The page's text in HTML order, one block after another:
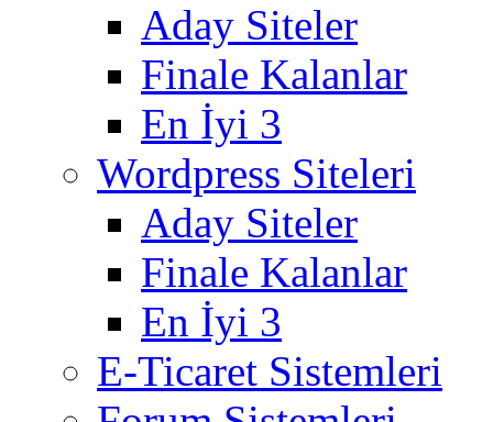
Aday Siteler
Finale Kalanlar
En İyi 3
Wordpress Siteleri
Aday Siteler
Finale Kalanlar
En İyi 3
E-Ticaret Sistemleri